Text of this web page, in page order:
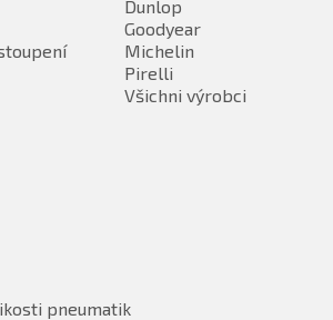
Dunlop
Goodyear
Michelin
Pirelli
Všichni výrobci
pneumatik